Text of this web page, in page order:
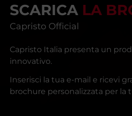
SCARICA LA
Capristo Official
Capristo Italia presenta un
innovativo.
Inserisci la tua e-mail e ricevi
brochure personalizzata per la